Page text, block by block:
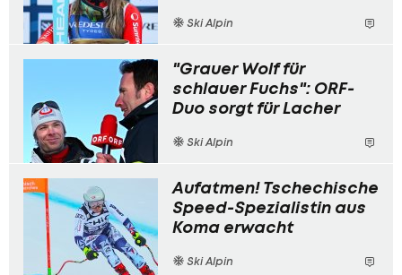
Ski Alpin
"Grauer Wolf für
schlauer Fuchs": ORF-
Duo sorgt für Lacher
Ski Alpin
Aufatmen! Tschechische
Speed-Spezialistin aus
Koma erwacht
Ski Alpin